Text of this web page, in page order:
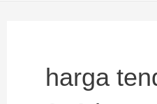
harga